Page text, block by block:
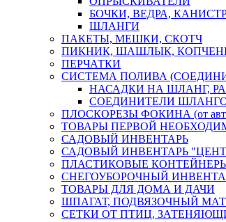
БОЧКИ, ВЕДРА,
ШЛАНГИ
ПАКЕТЫ, МЕШКИ, СКОТЧ
ПИКНИК, ШАШЛЫК,
ПЕРЧАТКИ
СИСТЕМА ПОЛИВА
НАСАДКИ НА ШЛАНГ,
СОЕДИНИТЕЛИ
ПЛОСКОРЕЗЫ ФОКИНА (от
ТОВАРЫ ПЕРВОЙ
САДОВЫЙ ИНВЕНТАРЬ
САДОВЫЙ ИНВЕНТАРЬ
ПЛАСТИКОВЫЕ
СНЕГОУБОРОЧНЫЙ
ТОВАРЫ ДЛЯ ДОМА И ДАЧИ
ШПАГАТ, ПОДВЯЗОЧНЫЙ
СЕТКИ ОТ ПТИЦ,